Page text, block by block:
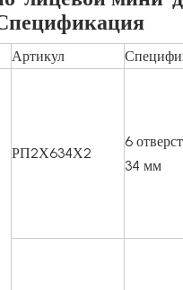
Артикул
РП2Х634Х2
6
34 мм